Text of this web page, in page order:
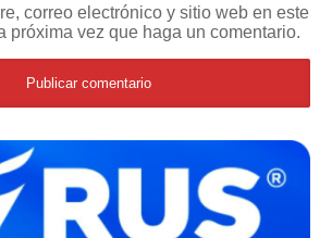
correo electrónico y sitio web en este
próxima vez que haga un comentario.